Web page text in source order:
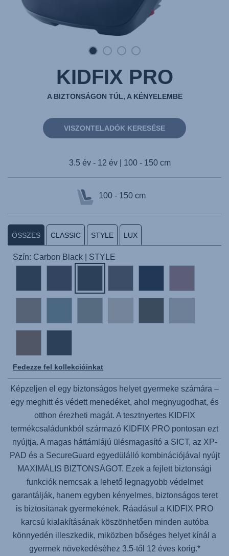
KIDFIX PRO
A BIZTONSÁGON TÚL, A KÉNYELEMBE
VISZONTELADÓK KERESÉSE
3.5 év - 12 év | 100 - 150 cm
100 - 150 cm
ÖSSZES CLASSIC STYLE LUX
Szín: Carbon Black | STYLE
Fedezze fel kollekcióinkat
Képzeljen el egy biztonságos helyet gyermeke számára –
egy meghitt és védett menedéket, ahol megnyugodhat, és
otthon érezheti magát. A tesztnyertes KIDFIX
termékcsaládunkból származó KIDFIX PRO pontosan ezt
nyújtja. A magas háttámlájú ülésmagasító a SICT, az XP-
PAD és a SecureGuard egyedülálló kombinációjával nyújt
MAXIMÁLIS BIZTONSÁGOT. Ezek a fejlett biztonsági
funkciók nemcsak a lehető legnagyobb védelmet
garantálják, hanem egyben kényelmes, biztonságos teret
is biztosítanak gyermekének. Ráadásul a KIDFIX PRO
karcsú kialakításának köszönhetően minden autóba
könnyedén illeszkedik, miközben bőséges helyet kínál a
gyermek növekedéséhez 3,5-től 12 éves korig.*